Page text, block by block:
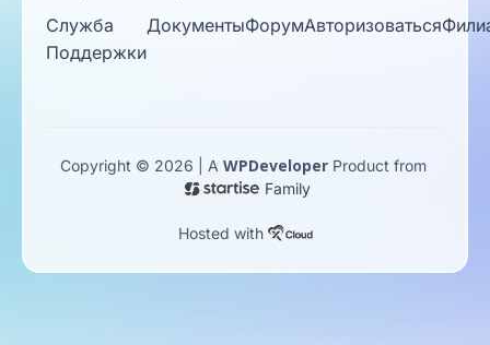
Служба
Поддержки
ДокументыФорумАвторизоваться
Copyright © 2026 | A WPDeveloperProduct from
Family
Hosted with